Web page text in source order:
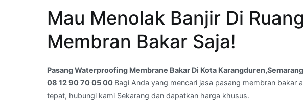
Waterproofing
Membrane
Bakar
Karangduren,Semarang,Jawa
Tengah
Mau Menolak Banjir Di
Membran Bakar Saja!
Pasang Waterproofing Membrane Bakar Di Kota
08 12 90 70 05 00 Bagi Anda yang mencari jasa pasang membran bakar
tepat, hubungi kami Sekarang dan dapatkan harga khusus.